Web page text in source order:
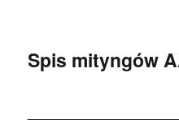
Spis mityngów